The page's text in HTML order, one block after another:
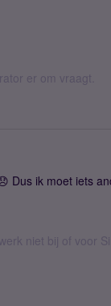
er om vraagt.
Dus ik moet iets
niet bij of voor